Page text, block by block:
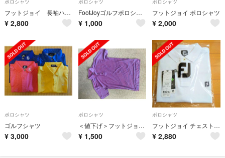
フットジョイ 長袖ハーフジップシャツ
¥ 2,800
FootJoyゴルフポロシャツ
¥ 1,000
フットジョイ ポロシャツ
¥ 2,000
ポロシャツ
ゴルフシャツ
¥ 3,000
ポロシャツ
＜値下げ＞フットジョイ ゴルフ ストレッチ 半袖 ポロシャツ
¥ 1,500
ポロシャツ
フットジョイ チェストロゴ 半袖ポロシャツ XL
¥ 2,880